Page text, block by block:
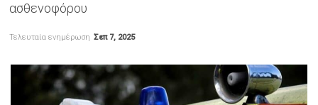
ασθενοφόρου
Τελευταία ενημέρωση Σεπ 7, 2025